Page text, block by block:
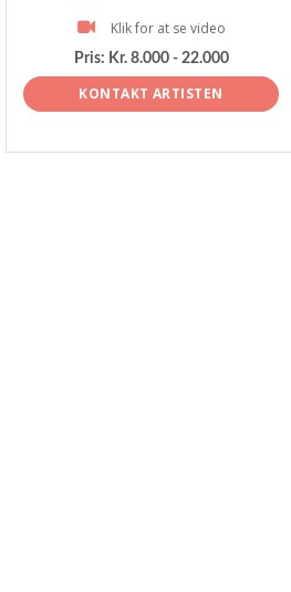
Klik for at se video
Pris: Kr. 8.000 - 22.000
KONTAKT ARTISTEN